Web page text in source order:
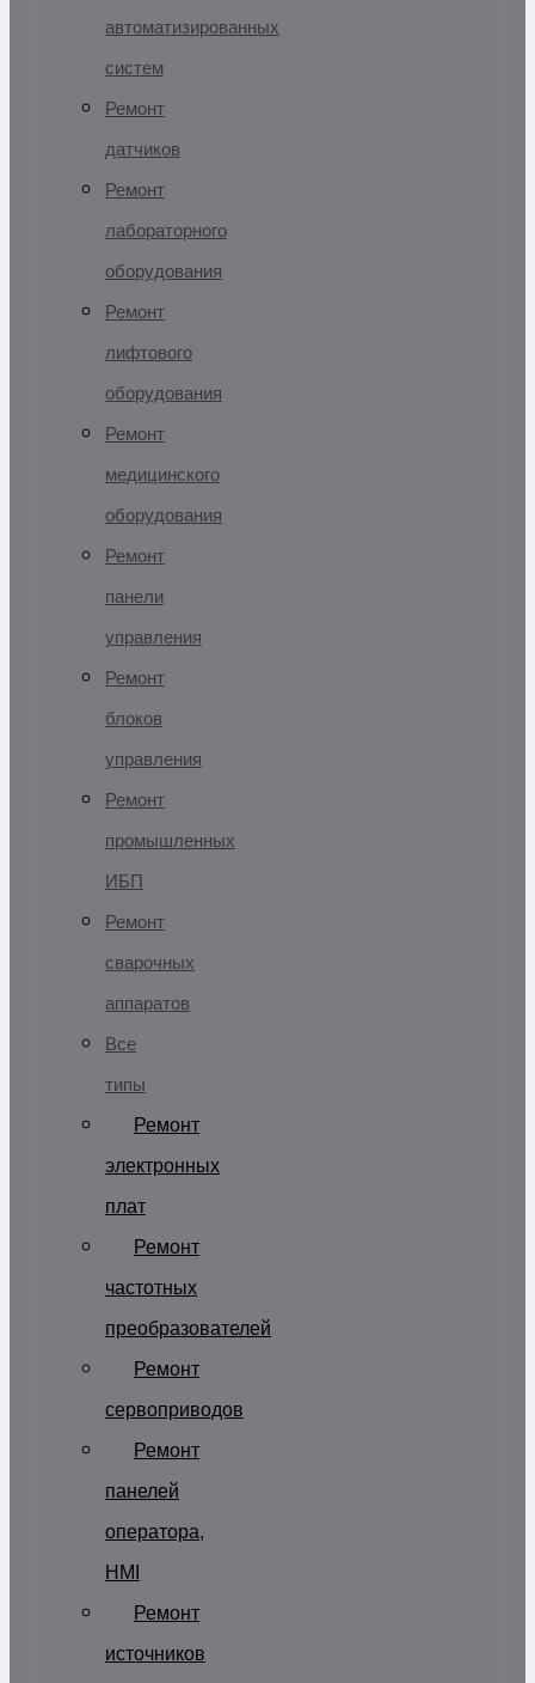
автоматизированных
систем
Ремонт
датчиков
Ремонт
лабораторного
оборудования
Ремонт
лифтового
оборудования
Ремонт
медицинского
оборудования
Ремонт
панели
управления
Ремонт
блоков
управления
Ремонт
промышленных
ИБП
Ремонт
сварочных
аппаратов
Все
типы
Ремонт
электронных
плат
Ремонт
частотных
преобразователей
Ремонт
сервоприводов
Ремонт
панелей
оператора,
HMI
Ремонт
источников